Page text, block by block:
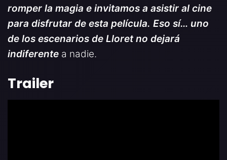
romper la magia e invitamos a asistir al cine
para disfrutar de esta película. Eso sí… uno
de los escenarios de Lloret no dejará
indiferente a nadie.
Trailer